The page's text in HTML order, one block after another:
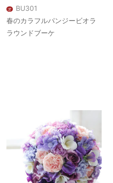
オ
BU301
春のカラフルパンジービオラ
ラウンドブーケ